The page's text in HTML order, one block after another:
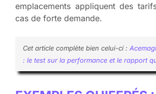
emplacements appliquent des
cas de forte demande.
Cet article complète bien celui-ci :
: le test sur la performance et le rapport